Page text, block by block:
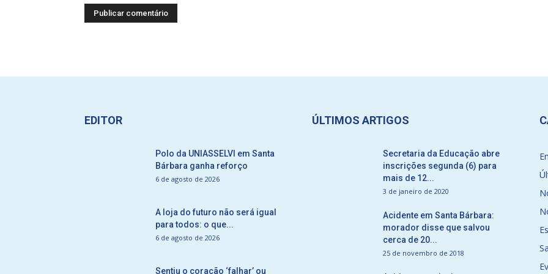
EDITOR
Polo da UNIASSELVI em Santa
Bárbara ganha reforço
6 de agosto de 2026
A loja do futuro não será igual
para todos: o que...
6 de agosto de 2026
Sentiu o coração ‘falhar’ ou
ÚLTIMOS ARTIGOS
Secretaria da Educação abre
inscrições segunda (6) para
mais de 12...
3 de janeiro de 2020
Acidente em Santa Bárbara:
morador disse que salvou
cerca de 20...
25 de novembro de 2018